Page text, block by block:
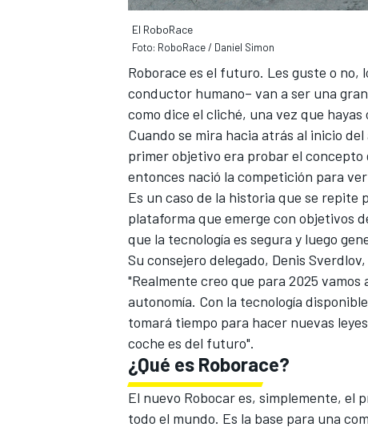
MÁS CATEGORÍAS
El RoboRace
Foto: RoboRace / Daniel Simon
Roborace es el futuro. Les guste o no,
conductor humano– van a ser una
como dice el cliché, una vez que
Cuando se mira hacia atrás al inicio
primer objetivo era probar el concepto
entonces nació la competición para
Es un caso de la historia que se repite
plataforma que emerge con objetivos
que la tecnología es segura y luego
Su consejero delegado, Denis
"Realmente creo que para 2025
autonomía. Con la tecnología
tomará tiempo para hacer nuevas
coche es del futuro".
¿Qué es Roborace?
El nuevo Robocar es, simplemente, el
todo el mundo. Es la base para una